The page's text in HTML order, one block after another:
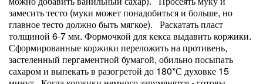
замесить тесто (муки может понадобиться и больше, но
главное тесто должно быть мягкое). Раскатать пласт
толщиной 6-7 мм. Формочкой для кекса выдавить коржики.
Сформированные коржики переложить на противень,
застеленный пергаментной бумагой, обильно посыпать
сахаром и выпекать в разогретой до 180*С духовке 15